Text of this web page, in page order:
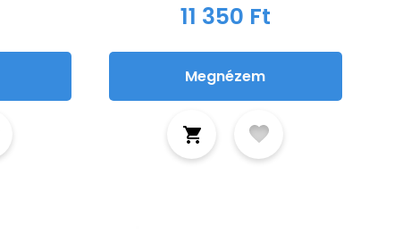
11 350 Ft
Megnézem